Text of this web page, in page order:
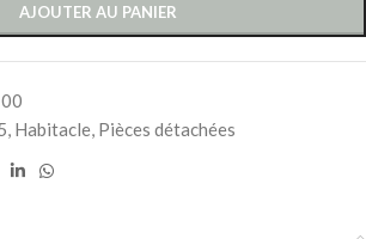
AJOUTER AU PANIER
, Habitacle, Pièces détachées